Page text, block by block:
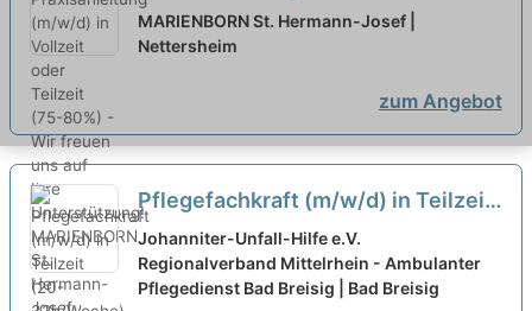
oder Teilzeit (75-80%) - Wir freuen
uns auf Ihre Unterstützung!
MARIENBORN St. Hermann-Josef |
Nettersheim
zum Angebot
Pflegefachkraft (m/w/d) in Teilzeit
(20-32h/Woche) – Ihr neuer
Arbeitsplatz in einem Team, auf
das Sie zählen können! neu
Johanniter-Unfall-Hilfe e.V.
Regionalverband Mittelrhein - Ambulanter
Pflegedienst Bad Breisig | Bad Breisig